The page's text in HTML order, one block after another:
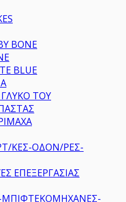
BONE
BLUE
ΓΛΥΚΟ ΤΟΥ
ΚΕΣ-ΟΔΟΝ/ΡΕΣ-
ΕΠΕΞΕΡΓΑΣΙΑΣ